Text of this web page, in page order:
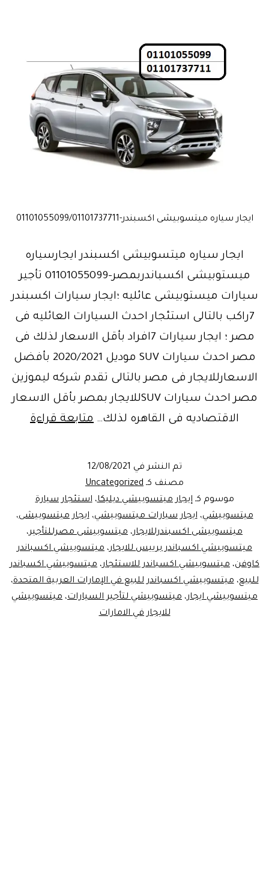
ايجار سياره ميتسوبيشى اكسبندر-01101055099/01101737711
ايجار سياره ميتسوبيشى اكسبندر ايجارسياره
ميستوبيشى اكسباندربمصر-01101055099 تأجير
سيارات ميستوبيشى عائليه ؛ايجار سيارات اكسبندر
7راكب بالتالى استئجار احدث السيارات العائليه فى
مصر ؛ ايجار سيارات 7افراد بأقل الاسعار لذلك فى
مصر احدث سيارات SUV موديل 2020/2021 بأفضل
الاسعارللايجار فى مصر بالتالى تقدم شركه ليموزين
مصر احدث سيارات SUVللايجار بمصر بأقل الاسعار
الاقتصاديه فى القاهره لذلك… متابعة قراءةالتميز
للايجار
تم النشر في 12/08/2021
مصنف كـ Uncategorized
موسوم كـإيجار ميتسوبيشي ديليكا،استئجار سيارة
ميتسوبيشي،ايجار سيارات ميتسوبيشي،ايجار ميتسوبيشى،
ميتسوبيشى اكسبندرللايجار، ميتسوبيشى مصرللتأجير،
ميتسوبيشي اكسباندر برييس للايجار، ميتسوبيشي اكسباندر
كاوفن، ميتسوبيشي اكسباندر للاستئجار، ميتسوبيشي اكسباندر
للبيع،ميتسوبيشي اكسباندر للبيع في الإمارات العربية المتحدة،
ميتسوبيشي ايجار، ميتسوبيشي لتأجير السيارات، ميتسوبيشي
للايجار في الامارات